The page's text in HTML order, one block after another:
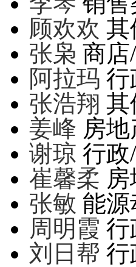
顾欢欢 其
张枭 商店
阿拉玛 行
张浩翔 其
姜峰 房
谢琼 行政
崔馨柔
张敏 能源
周明霞 行
刘日帮 行